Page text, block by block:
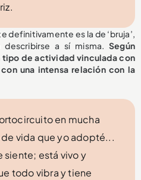
definitivamente es la de ‘bruja’,
a sí misma. Según
de actividad vinculada con
una intensa relación con la
en mucha
vida que yo adopté...
siente; está vivo y
todo vibra y tiene